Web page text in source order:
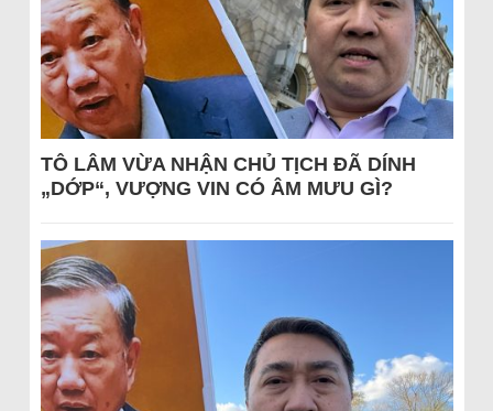
TÔ LÂM VỪA NHẬN CHỦ TỊCH ĐÃ DÍNH
„DỚP“, VƯỢNG VIN CÓ ÂM MƯU GÌ?